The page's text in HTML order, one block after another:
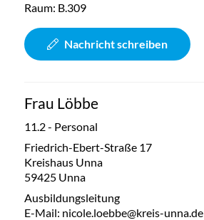
Raum: B.309
Nachricht schreiben
Frau Löbbe
11.2 - Personal
Friedrich-Ebert-Straße 17
Kreishaus Unna
59425 Unna
Ausbildungsleitung
E-Mail: nicole.loebbe@kreis-unna.de